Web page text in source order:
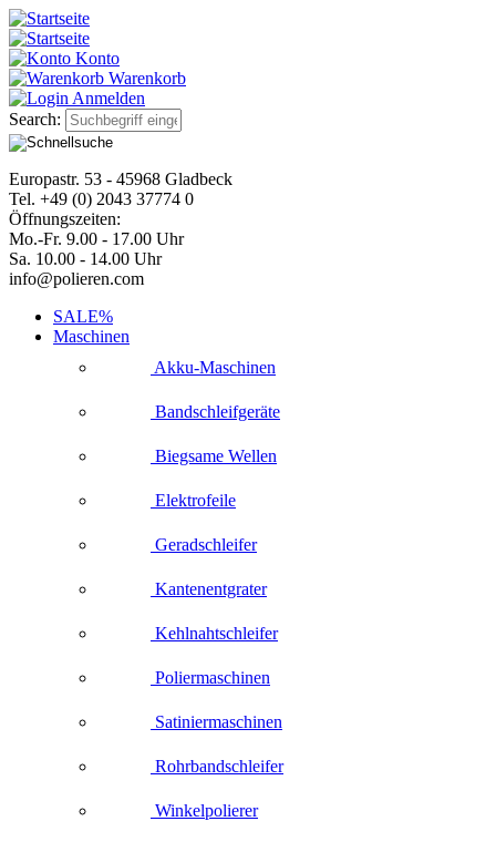
Konto
Warenkorb
Anmelden
Search:
Europastr. 53 - 45968 Gladbeck
Tel. +49 (0) 2043 37774 0
Öffnungszeiten:
Mo.-Fr. 9.00 - 17.00 Uhr
Sa. 10.00 - 14.00 Uhr
info@polieren.com
SALE%
Maschinen
Akku-Maschinen
Bandschleifgeräte
Biegsame Wellen
Elektrofeile
Geradschleifer
Kantenentgrater
Kehlnahtschleifer
Poliermaschinen
Satiniermaschinen
Rohrbandschleifer
Winkelpolierer